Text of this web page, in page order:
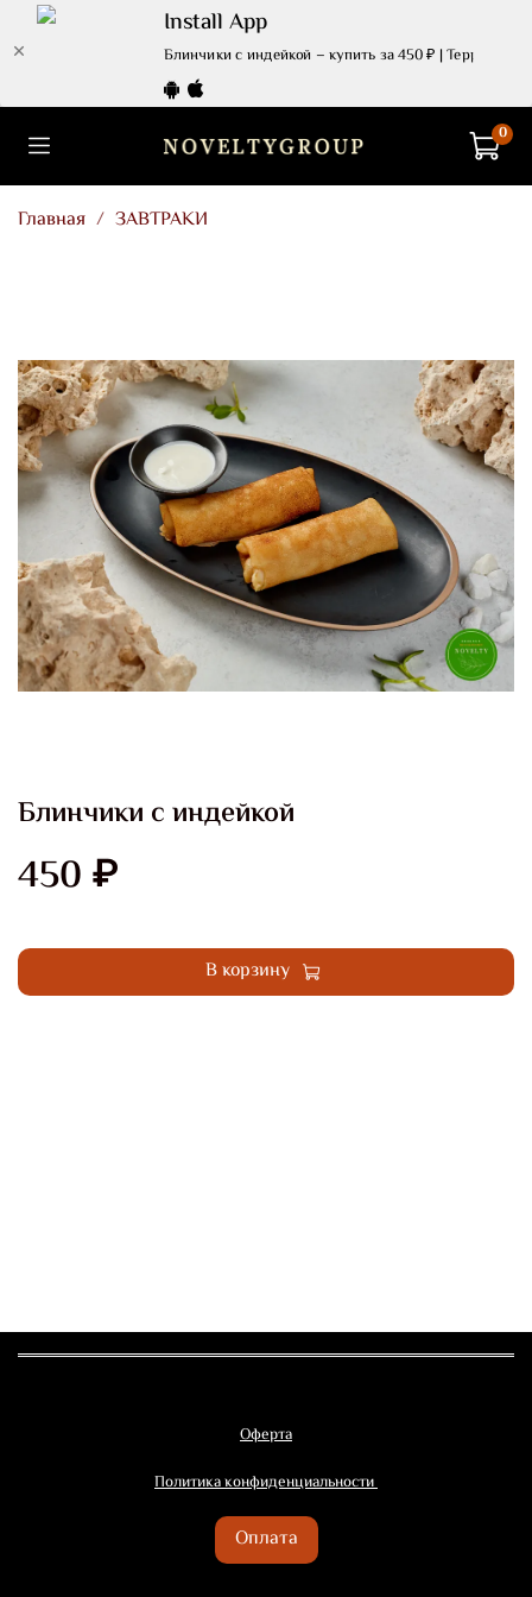
Install App
Блинчики с индейкой – купить за 450 ₽ |
0
Главная ЗАВТРАКИ
Блинчики с индейкой
450 ₽
В корзину
Оферта
Политика конфиденциальности
Оплата